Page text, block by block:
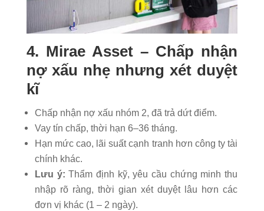
4. Mirae Asset – Chấp nhận
nợ xấu nhẹ nhưng xét duyệt
kĩ
Chấp nhận nợ xấu nhóm 2, đã trả dứt điểm.
Vay tín chấp, thời hạn 6–36 tháng.
Hạn mức cao, lãi suất cạnh tranh hơn công ty tài
chính khác.
Lưu ý: Thẩm định kỹ, yêu cầu chứng minh thu
nhập rõ ràng, thời gian xét duyệt lâu hơn các
đơn vị khác (1 – 2 ngày).